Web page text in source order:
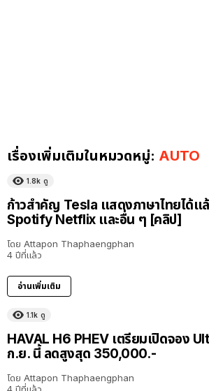
เรื่องเพิ่มเติมในหมวดหมู่: AUTO
1.8k ดู
ก้าวสำคัญ Tesla แสดงภาษาไทยได้แ
Spotify Netflix และอื่น ๆ [คลิป]
โดย Attapon Thaphaengphan
4 ปีที่แล้ว
อ่านเพิ่มเติม
1.1k ดู
HAVAL H6 PHEV เตรียมเปิดจอง
ก.ย. นี้ ลดสูงสุด 350,000.-
โดย Attapon Thaphaengphan